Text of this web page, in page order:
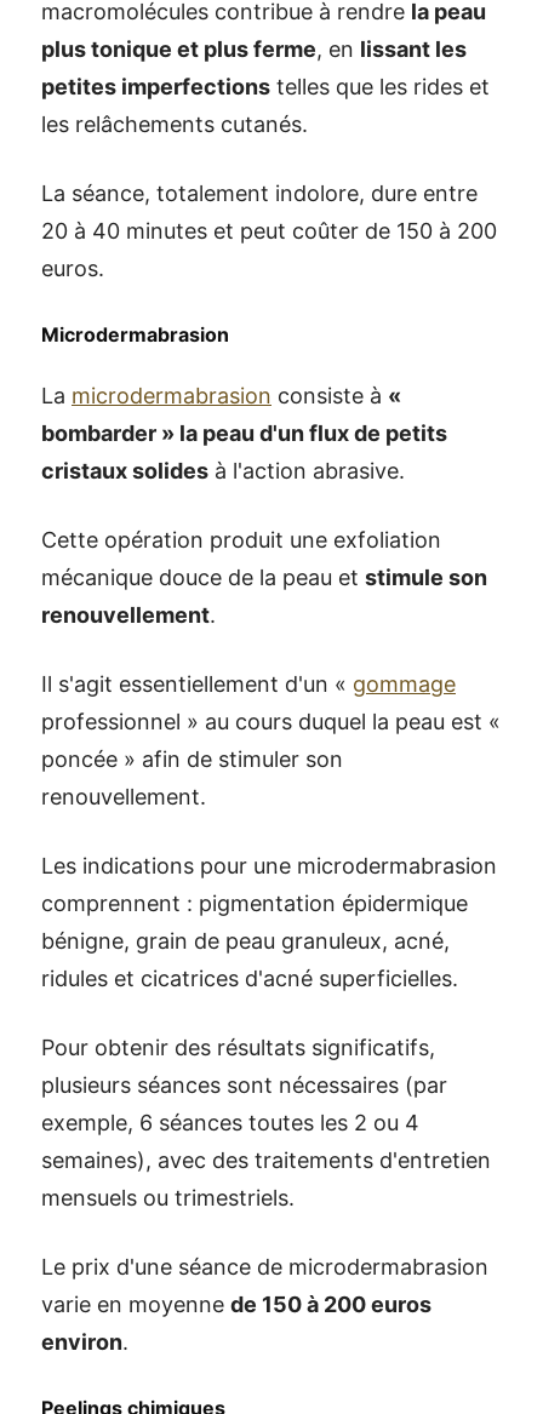
macromolécules contribue à rendre la peau
plus tonique et plus ferme, en lissant les
petites imperfections telles que les rides et
les relâchements cutanés.
La séance, totalement indolore, dure entre
20 à 40 minutes et peut coûter de 150 à 200
euros.
Microdermabrasion
La microdermabrasion consiste à «
bombarder » la peau d'un flux de petits
cristaux solides à l'action abrasive.
Cette opération produit une exfoliation
mécanique douce de la peau et stimule son
renouvellement.
Il s'agit essentiellement d'un « gommage
professionnel » au cours duquel la peau est «
poncée » afin de stimuler son
renouvellement.
Les indications pour une microdermabrasion
comprennent : pigmentation épidermique
bénigne, grain de peau granuleux, acné,
ridules et cicatrices d'acné superficielles.
Pour obtenir des résultats significatifs,
plusieurs séances sont nécessaires (par
exemple, 6 séances toutes les 2 ou 4
semaines), avec des traitements d'entretien
mensuels ou trimestriels.
Le prix d'une séance de microdermabrasion
varie en moyenne de 150 à 200 euros
environ.
Peelings chimiques